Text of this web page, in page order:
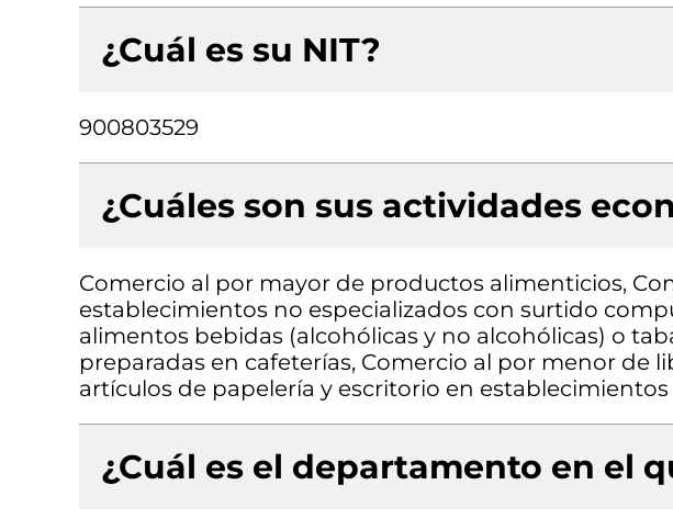
¿Cuál es su NIT?
900803529
¿Cuáles son sus actividades
Comercio al por mayor de productos alimenticios,
establecimientos no especializados con surtido
alimentos bebidas (alcohólicas y no alcohólicas) o
preparadas en cafeterías, Comercio al por menor de
artículos de papelería y escritorio en establecimientos
¿Cuál es el departamento en el